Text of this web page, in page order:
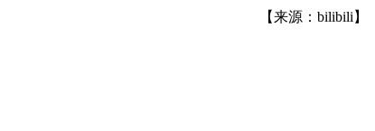
【来源：bilibili】